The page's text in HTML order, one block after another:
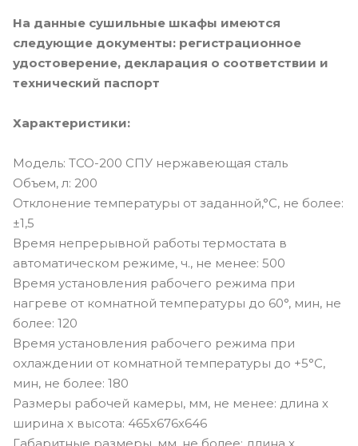
На данные сушильные шкафы имеются
следующие документы: регистрационное
удостоверение, декларация о соответствии и
технический паспорт
Характеристики:
Модель: ТСО-200 СПУ нержавеющая сталь
Объем, л: 200
Отклонение температуры от заданной,°С, не более:
±1,5
Время непрерывной работы термостата в
автоматическом режиме, ч., не менее: 500
Время установления рабочего режима при
нагреве от комнатной температуры до 60°, мин, не
более: 120
Время установления рабочего режима при
охлаждении от комнатной температуры до +5°С,
мин, не более: 180
Размеры рабочей камеры, мм, не менее: длина х
ширина х высота: 465х676х646